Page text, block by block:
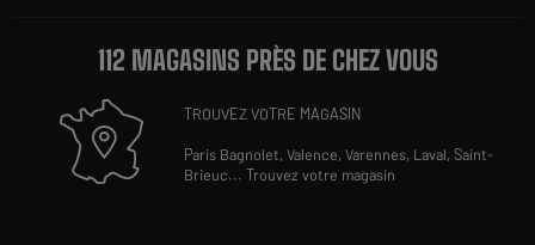
112 MAGASINS PRÈS DE CHEZ VOUS
TROUVEZ VOTRE MAGASIN
Paris Bagnolet,Valence,Varennes, Laval,Saint-
Brieuc...Trouvez votre magasin